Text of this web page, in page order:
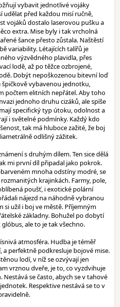
vybavit jednotlivé vojáky
udělat před každou misí ručně,
vojáků dostalo laserovou pušku a
extra. Mise byly i tak vrcholná
šance přesto zůstala. Naštěstí
variability. Létajících talířů je
výzvědného plavidla, přes
lodě, až po těžce ozbrojené,
Dobýt nepoškozenou bitevní loď
špičkově vybavenou jednotku,
počtem elitních nepřátel. Aby toho
jednoho druhu cizáků, ale spíše
specifický typ útoku, odolnost a
i světelné podmínky. Každý kdo
tak má hluboce zažité, že boj
odlišný zážitek.
s druhým dílem. Ten sice dělá
mi první díl připadal jako pokrok.
mnoha odstíny modré, se
krajinkách. Farmy, pole,
poušť, i exotické polární
nájezd na náhodně vybranou
si užil i boj ve městě. Příjemným
základny. Bohužel po dobytí
ale to je tak všechno.
atmosféra. Hudba je téměř
a perfektně podkresluje bojové mise.
lodí, v níž se ozvývají jen
vrznou dveře, je to, co vyzdvihuje
se často, abych se v tahové
Respektive nestává se to v